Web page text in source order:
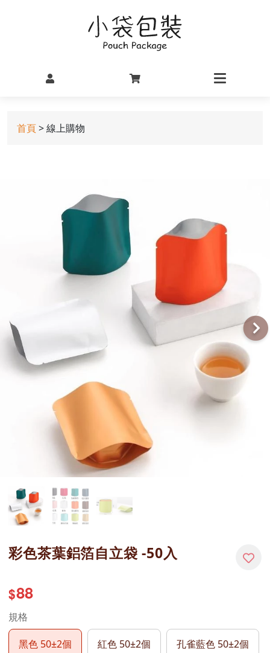
首頁> 線上購物
彩色茶葉鋁箔自立袋 -50入
$88
規格
黑色 50±2個 紅色 50±2個 孔雀藍色 50±2個